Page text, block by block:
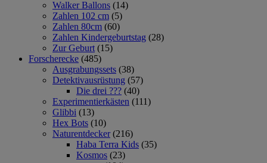
Walker Ballons (14)
Zahlen 102 cm (5)
Zahlen 80cm (60)
Zahlen Kindergeburtstag (28)
Zur Geburt (15)
Forscherecke (485)
Ausgrabungssets (38)
Detektivausrüstung (57)
Die drei ??? (40)
Experimentierkästen (111)
Glibbi (13)
Hex Bots (10)
Naturentdecker (216)
Haba Terra Kids (35)
Kosmos (23)